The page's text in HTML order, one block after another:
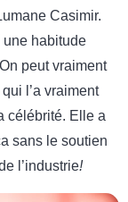
Casimir.
une habitude
peut vraiment
qui l’a vraiment
célébrité. Elle a
sans le soutien
l’industrie!